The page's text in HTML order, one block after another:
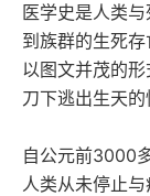
医学史是人类
到族群的生死存
以图文并茂的
刀下逃出生天的
自公元前3000
人类从未停止